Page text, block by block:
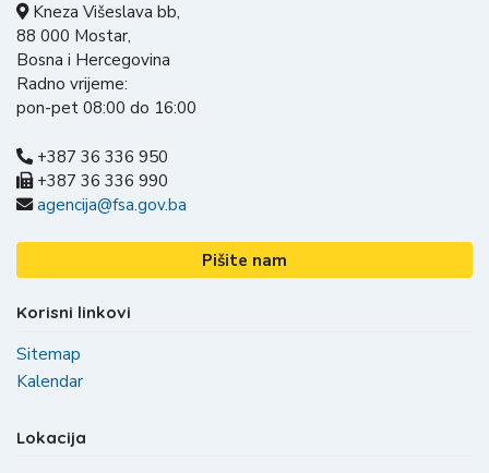
Kneza Višeslava bb,
88 000 Mostar,
Bosna i Hercegovina
Radno vrijeme:
pon-pet 08:00 do 16:00
+387 36 336 950
+387 36 336 990
agencija@fsa.gov.ba
Pišite nam
Korisni linkovi
Sitemap
Kalendar
Lokacija